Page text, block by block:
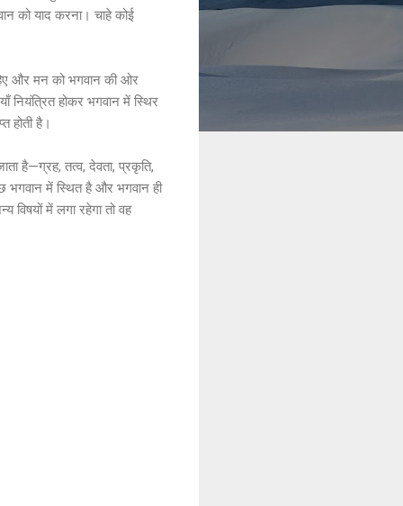
को याद करना। चाहे कोई
और मन को भगवान की ओर
नियंत्रित होकर भगवान में स्थिर
होती है।
है—ग्रह, तत्व, देवता, प्रकृति,
में स्थित है और भगवान ही
में लगा रहेगा तो वह